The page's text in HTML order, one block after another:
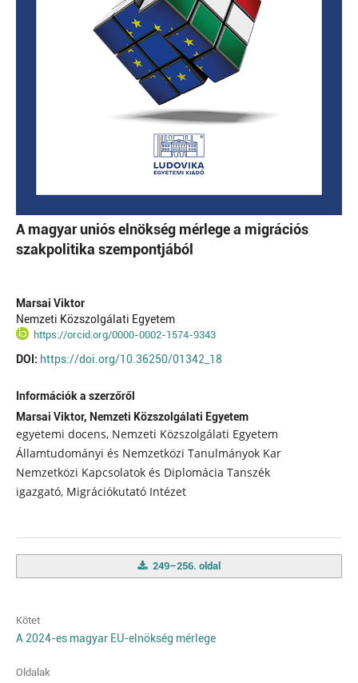
A magyar uniós elnökség mérlege a migrációs
szakpolitika szempontjából
Marsai Viktor
Nemzeti Közszolgálati Egyetem
https://orcid.org/0000-0002-1574-9343
DOI: https://doi.org/10.36250/01342_18
Információk a szerzőről
Marsai Viktor, Nemzeti Közszolgálati Egyetem
egyetemi docens, Nemzeti Közszolgálati Egyetem
Államtudományi és Nemzetközi Tanulmányok Kar
Nemzetközi Kapcsolatok és Diplomácia Tanszék
igazgató, Migrációkutató Intézet
249–256. oldal
Kötet
A 2024-es magyar EU-elnökség mérlege
Oldalak